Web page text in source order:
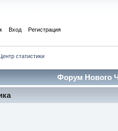
Вход Регистрация
статистики
Форум Нового